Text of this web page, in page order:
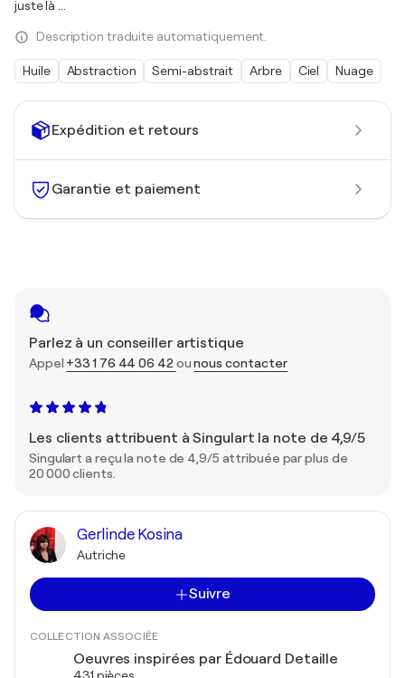
Expédition et retours
Garantie et paiement
Parlez à un conseiller artistique
Appel +33 1 76 44 06 42 ounous contacter
Les clients attribuent à Singulart la note de 4,9/5
Singulart a reçu la note de 4,9/5 attribuée par plus de
20 000 clients.
Gerlinde Kosina
Autriche
Suivre
COLLECTION ASSOCIÉE
Oeuvres inspirées par Édouard Detaille
juste là ...
Description traduite automatiquement.
Huile Abstraction Semi-abstrait Arbre Ciel Nuage